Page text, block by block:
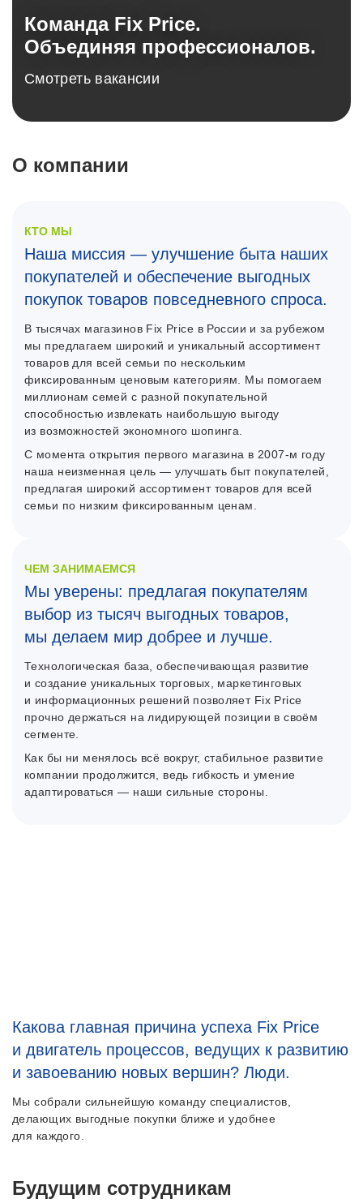
Команда Fix Price.
Объединяя профессионалов.
Смотреть вакансии
О компании
КТО МЫ
Наша миссия — улучшение быта наших
покупателей и обеспечение выгодных
покупок товаров повседневного спроса.
В тысячах магазинов Fix Price в России и за рубежом
мы предлагаем широкий и уникальный ассортимент
товаров для всей семьи по нескольким
фиксированным ценовым категориям. Мы помогаем
миллионам семей с разной покупательной
способностью извлекать наибольшую выгоду
из возможностей экономного шопинга.
C момента открытия первого магазина в 2007-м году
наша неизменная цель — улучшать быт покупателей,
предлагая широкий ассортимент товаров для всей
семьи по низким фиксированным ценам.
ЧЕМ ЗАНИМАЕМСЯ
Мы уверены: предлагая покупателям
выбор из тысяч выгодных товаров,
мы делаем мир добрее и лучше.
Технологическая база, обеспечивающая развитие
и создание уникальных торговых, маркетинговых
и информационных решений позволяет Fix Price
прочно держаться на лидирующей позиции в своём
сегменте.
Как бы ни менялось всё вокруг, стабильное развитие
компании продолжится, ведь гибкость и умение
адаптироваться — наши сильные стороны.
Какова главная причина успеха Fix Price
и двигатель процессов, ведущих к развитию
и завоеванию новых вершин? Люди.
Мы собрали сильнейшую команду специалистов,
делающих выгодные покупки ближе и удобнее
для каждого.
Будущим сотрудникам